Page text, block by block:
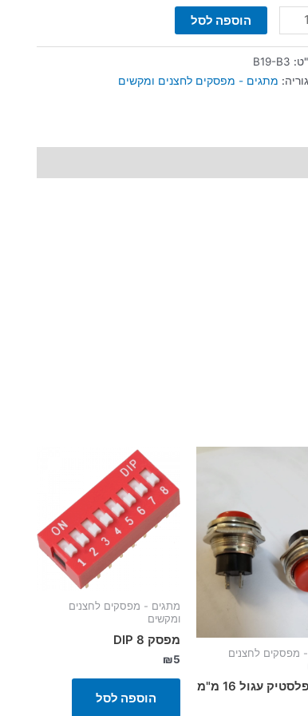
הוספה לסל
B19-B3
מתגים - מפסקים לחצנים ומקשים
מפסקים לחצנים
לחצן פלסטיק עגול 16 מ"מ
מתגים - מפסקים לחצנים
ומקשים
מפסק 8 DIP
₪5
הוספה לסל